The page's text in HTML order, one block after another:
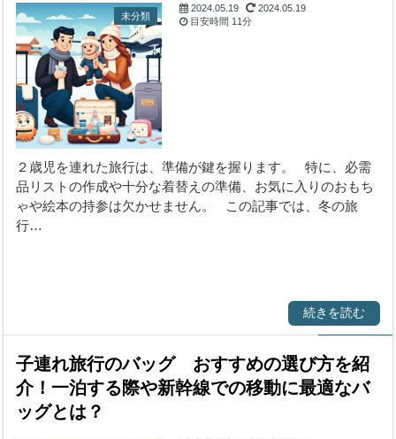
未分類
2024.05.19
2024.05.19
目安時間 11分
２歳児を連れた旅行は、準備が鍵を握ります。 特に、必需
品リストの作成や十分な着替えの準備、お気に入りのおもち
ゃや絵本の持参は欠かせません。 この記事では、冬の旅
行…
続きを読む
子連れ旅行のバッグ おすすめの選び方を紹
介！一泊する際や新幹線での移動に最適なバ
ッグとは？